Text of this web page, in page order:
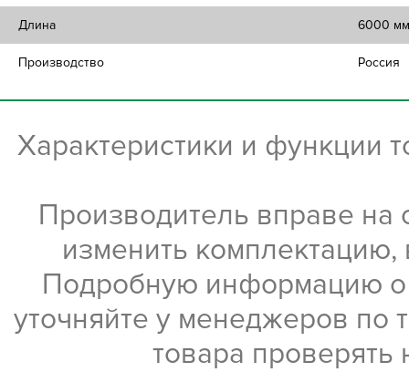
Длина 6000 мм
Производство Россия
Характеристики и функции
Производитель вправе на
изменить комплектацию,
Подробную информацию о
уточняйте у менеджеров по
товара